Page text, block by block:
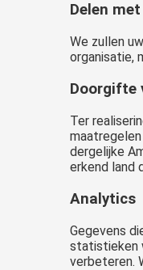
Delen
We zullen
organisatie,
Doorgifte
Ter
dergelijke
erkend land
Analytics
Gegevens
statistieken
verbeteren.